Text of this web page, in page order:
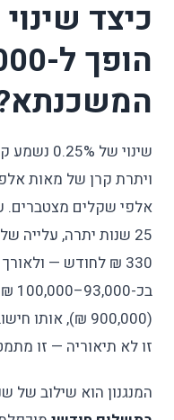
ויתרת קרן של מאות
330 ₪ לחודש —
זו לא תיאוריה — זו
המנגנון הוא שילוב של